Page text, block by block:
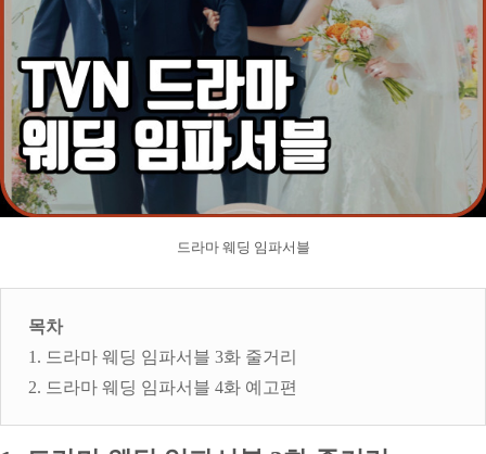
드라마 웨딩 임파서블
목차
1. 드라마 웨딩 임파서블 3화 줄거리
2. 드라마 웨딩 임파서블 4화 예고편